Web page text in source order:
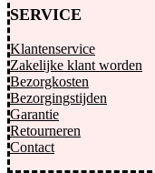
SERVICE
Klantenservice
Zakelijke klant worden
Bezorgkosten
Bezorgingstijden
Garantie
Retourneren
Contact